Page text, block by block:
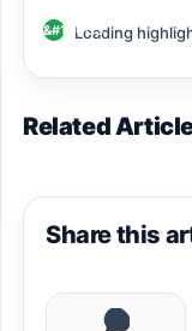
Loading
Related
Share this